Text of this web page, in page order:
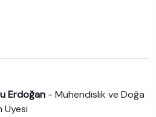
Erdoğan - Mühendislik ve Doğa
Üyesi